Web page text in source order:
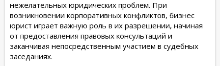
нежелательных юридических проблем. При
возникновении корпоративных конфликтов, бизнес
юрист играет важную роль в их разрешении, начиная
от предоставления правовых консультаций и
заканчивая непосредственным участием в судебных
заседаниях.